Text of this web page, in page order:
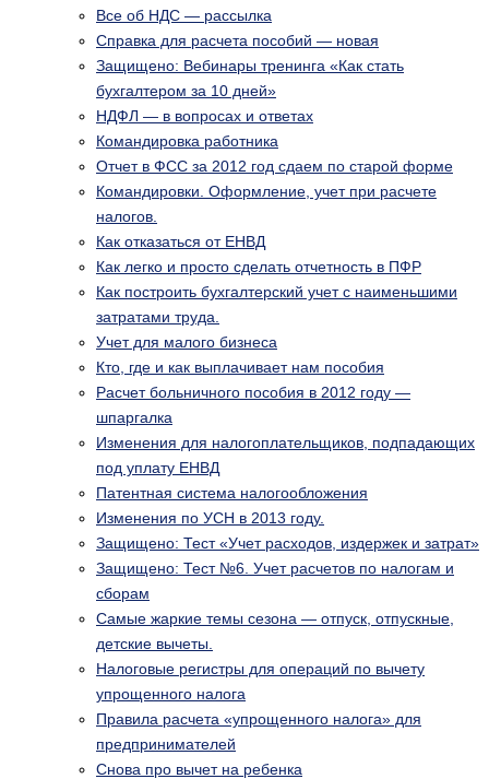
Все об НДС — рассылка
Справка для расчета пособий — новая
Защищено: Вебинары тренинга «Как стать
бухгалтером за 10 дней»
НДФЛ — в вопросах и ответах
Командировка работника
Отчет в ФСС за 2012 год сдаем по старой форме
Командировки. Оформление, учет при расчете
налогов.
Как отказаться от ЕНВД
Как легко и просто сделать отчетность в ПФР
Как построить бухгалтерский учет с наименьшими
затратами труда.
Учет для малого бизнеса
Кто, где и как выплачивает нам пособия
Расчет больничного пособия в 2012 году —
шпаргалка
Изменения для налогоплательщиков, подпадающих
под уплату ЕНВД
Патентная система налогообложения
Изменения по УСН в 2013 году.
Защищено: Тест «Учет расходов, издержек и затрат»
Защищено: Тест №6. Учет расчетов по налогам и
сборам
Самые жаркие темы сезона — отпуск, отпускные,
детские вычеты.
Налоговые регистры для операций по вычету
упрощенного налога
Правила расчета «упрощенного налога» для
предпринимателей
Снова про вычет на ребенка